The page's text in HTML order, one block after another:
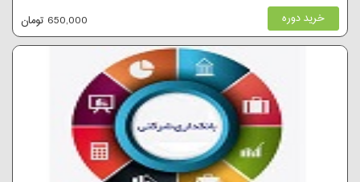
خرید دوره 650,000 تومان